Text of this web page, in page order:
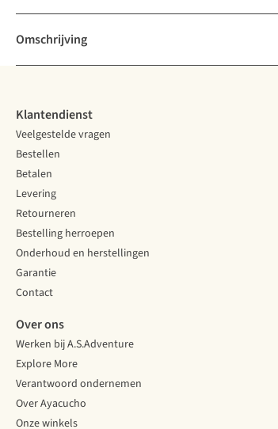
Omschrijving
Klantendienst
Veelgestelde vragen
Bestellen
Betalen
Levering
Retourneren
Bestelling herroepen
Onderhoud en herstellingen
Garantie
Contact
Over ons
Werken bij A.S.Adventure
Explore More
Verantwoord ondernemen
Over Ayacucho
Onze winkels